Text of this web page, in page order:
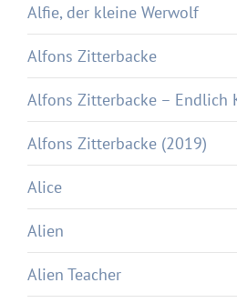
Alfie, der kleine Werwolf
Alfons Zitterbacke
Alfons Zitterbacke – Endlich
Alfons Zitterbacke (2019)
Alice
Alien
Alien Teacher